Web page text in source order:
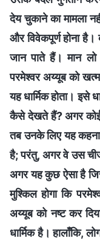
देय चुकाने का मामला
और विवेकपूर्ण होना है।
जान पाते हैं। मान लो
परमेश्वर अय्यूब को खत्‍म
यह धार्मिक होता। इसे
कैसे देखते हैं? अगर कोई
तब उनके लिए यह कहना
है; परंतु, अगर वे उस
अगर यह कुछ ऐसा है
मुश्किल होगा कि
अय्यूब को नष्‍ट कर
धार्मिक है। हालाँकि,